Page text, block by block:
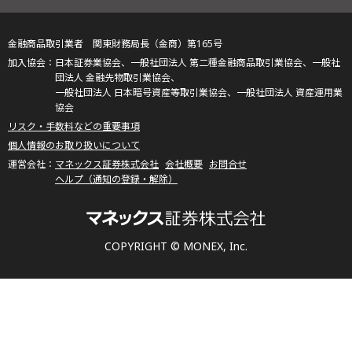
COPYRIGHT © MONEX, Inc.
金融商品取引業者 関東財務局長（金商）第165号
日本証券業協会、一般社団法人 第二種金融商品取引業協会、一般社
団法人 金融先物取引業協会、
一般社団法人 日本暗号資産等取引業協会、一般社団法人 資産運用業
協会
リスク・手数料などの重要事項
個人情報のお取り扱いについて
マネックス証券株式会社 会社概要 お問合せ
ヘルプ（通知の登録・解除）